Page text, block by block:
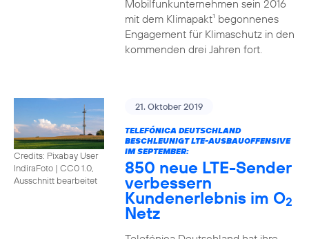
Mobilfunkunternehmen sein 2016
mit dem Klimapakt¹ begonnenes
Engagement für Klimaschutz in den
kommenden drei Jahren fort.
Credits: Pixabay User
IndiraFoto | CC0 1.0,
Ausschnitt bearbeitet
21. Oktober 2019
TELEFÓNICA DEUTSCHLAND
BESCHLEUNIGT LTE-AUSBAUOFFENSIVE
IM SEPTEMBER:
850 neue LTE-Sender
verbessern
Kundenerlebnis im O2
Netz